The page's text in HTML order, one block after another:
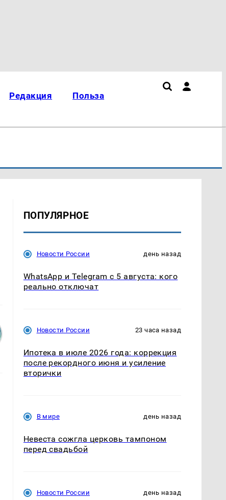
Редакция Польза
ПОПУЛЯРНОЕ
Новости России день назад
WhatsApp и Telegram с 5 августа: кого
реально отключат
Новости России 23 часа назад
Ипотека в июле 2026 года: коррекция
после рекордного июня и усиление
вторички
В мире день назад
Невеста сожгла церковь тампоном
перед свадьбой
Новости России день назад